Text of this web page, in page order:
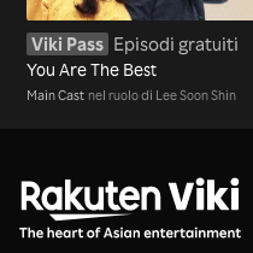
Viki Pass Episodi gratuiti
You Are The Best
Main Cast nel ruolo di Lee Soon Shin